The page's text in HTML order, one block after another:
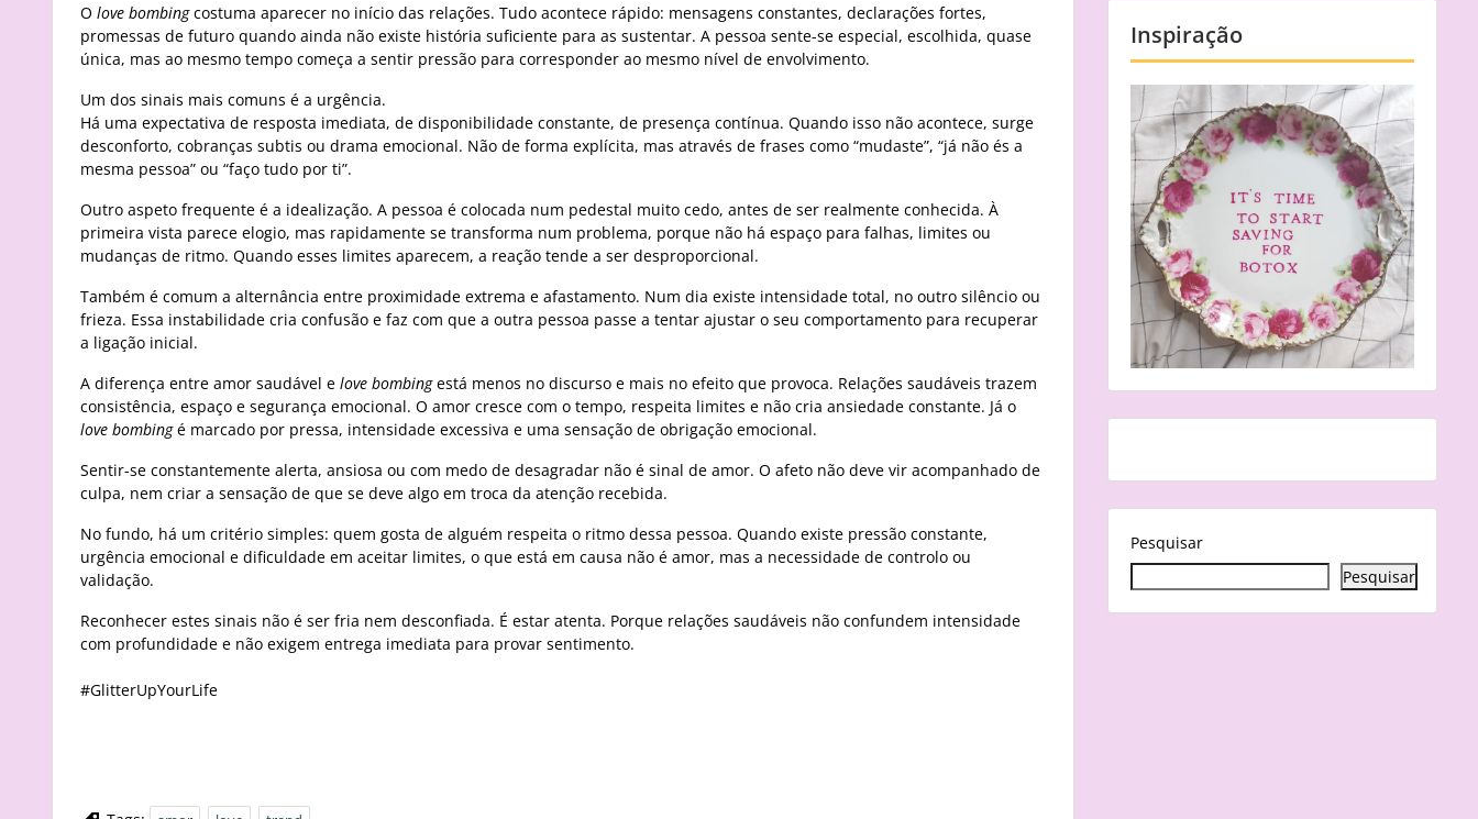
O love bombingcostuma aparecer no início das relações. Tudo acontece rápido: mensagens constantes, declarações fortes,
promessas de futuro quando ainda não existe história suficiente para as sustentar. A pessoa sente-se especial, escolhida, quase
única, mas ao mesmo tempo começa a sentir pressão para corresponder ao mesmo nível de envolvimento.
Um dos sinais mais comuns é a urgência.
Há uma expectativa de resposta imediata, de disponibilidade constante, de presença contínua. Quando isso não acontece, surge
desconforto, cobranças subtis ou drama emocional. Não de forma explícita, mas através de frases como “mudaste”, “já não és a
mesma pessoa” ou “faço tudo por ti”.
Outro aspeto frequente é a idealização. A pessoa é colocada num pedestal muito cedo, antes de ser realmente conhecida. À
primeira vista parece elogio, mas rapidamente se transforma num problema, porque não há espaço para falhas, limites ou
mudanças de ritmo. Quando esses limites aparecem, a reação tende a ser desproporcional.
Também é comum a alternância entre proximidade extrema e afastamento. Num dia existe intensidade total, no outro silêncio ou
frieza. Essa instabilidade cria confusão e faz com que a outra pessoa passe a tentar ajustar o seu comportamento para recuperar
a ligação inicial.
A diferença entre amor saudável e love bombingestá menos no discurso e mais no efeito que provoca. Relações saudáveis trazem
consistência, espaço e segurança emocional. O amor cresce com o tempo, respeita limites e não cria ansiedade constante. Já o
love bombingé marcado por pressa, intensidade excessiva e uma sensação de obrigação emocional.
Sentir-se constantemente alerta, ansiosa ou com medo de desagradar não é sinal de amor. O afeto não deve vir acompanhado de
culpa, nem criar a sensação de que se deve algo em troca da atenção recebida.
No fundo, há um critério simples: quem gosta de alguém respeita o ritmo dessa pessoa. Quando existe pressão constante,
urgência emocional e dificuldade em aceitar limites, o que está em causa não é amor, mas a necessidade de controlo ou
validação.
Reconhecer estes sinais não é ser fria nem desconfiada. É estar atenta. Porque relações saudáveis não confundem intensidade
com profundidade e não exigem entrega imediata para provar sentimento.
#GlitterUpYourLife
Inspiração
Pesquisar
Pesquisar